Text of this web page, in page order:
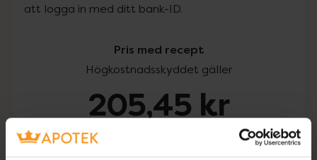
att logga in med ditt bank-ID.
Pris med recept
Högkostnadsskyddet gäller
205,45 kr